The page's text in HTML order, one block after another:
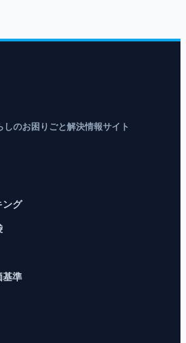
しのお困りごと解決情報サイト
ング
基準